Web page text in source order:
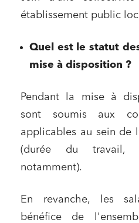
établissement public
Quel est le statut
mise à disposition ?
Pendant la mise à
sont soumis aux
applicables au sein de
(durée du travail,
notamment).
En revanche, les
bénéfice de